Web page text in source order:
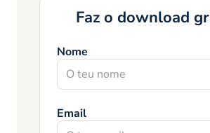
Faz o download
Nome
Email